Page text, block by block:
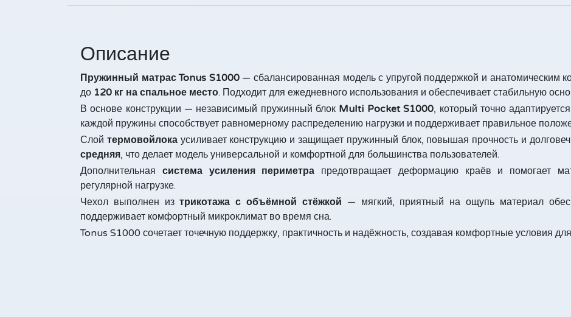
Описание
Пружинный матрас Tonus S1000— сбалансированная модель с упругой поддержкой и анатомическим
до 120 кг на спальное место. Подходит для ежедневного использования и обеспечивает стабильную
В основе конструкции — независимый пружинный блок Multi Pocket S1000, который точно
каждой пружины способствует равномерному распределению нагрузки и поддерживает правильное
Слой термовойлокаусиливает конструкцию и защищает пружинный блок, повышая прочность и
средняя, что делает модель универсальной и комфортной для большинства пользователей.
Дополнительная система усиления периметра предотвращает деформацию краёв и помогает
регулярной нагрузке.
Чехол выполнен изтрикотажа с объёмной стёжкой — мягкий, приятный на ощупь материал
поддерживает комфортный микроклимат во время сна.
Tonus S1000 сочетает точечную поддержку, практичность и надёжность, создавая комфортные условия